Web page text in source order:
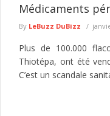
Médicaments
By LeBuzz DuBizz
Plus de 100.000
Thiotépa, ont été
C’est un scandale